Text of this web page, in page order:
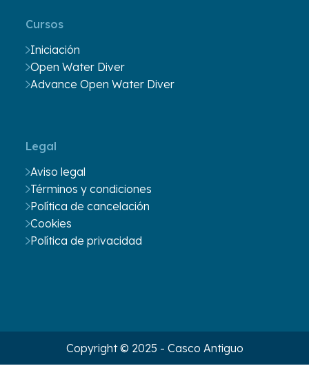
Cursos
Iniciación
Open Water Diver
Advance Open Water Diver
Legal
Aviso legal
Términos y condiciones
Política de cancelación
Cookies
Política de privacidad
Copyright © 2025 - Casco Antiguo